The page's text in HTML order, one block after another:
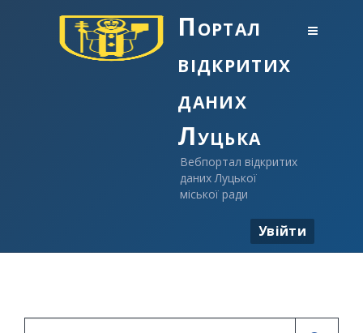
Портал
відкритих
даних
Луцька
Вебпортал відкритих
даних Луцької
міської ради
Увійти